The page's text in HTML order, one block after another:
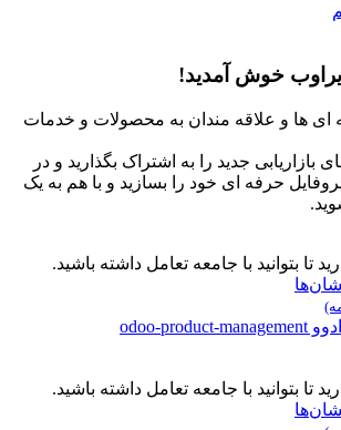
خوش آمدید!
ای ها و علاقه مندان به محصولات و خدمات
بازاریابی جدید را به اشتراک بگذارید و در
حرفه ای خود را بسازید و با هم به یک
تا بتوانید با جامعه تعامل داشته باشید.
ادوو odoo-product-management
تا بتوانید با جامعه تعامل داشته باشید.